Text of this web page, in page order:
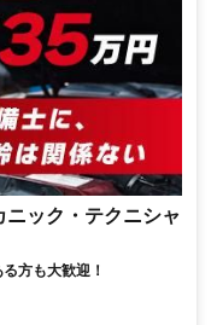
ック・テクニシャ
方も大歓迎！